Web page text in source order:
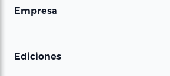
Empresa
Ediciones